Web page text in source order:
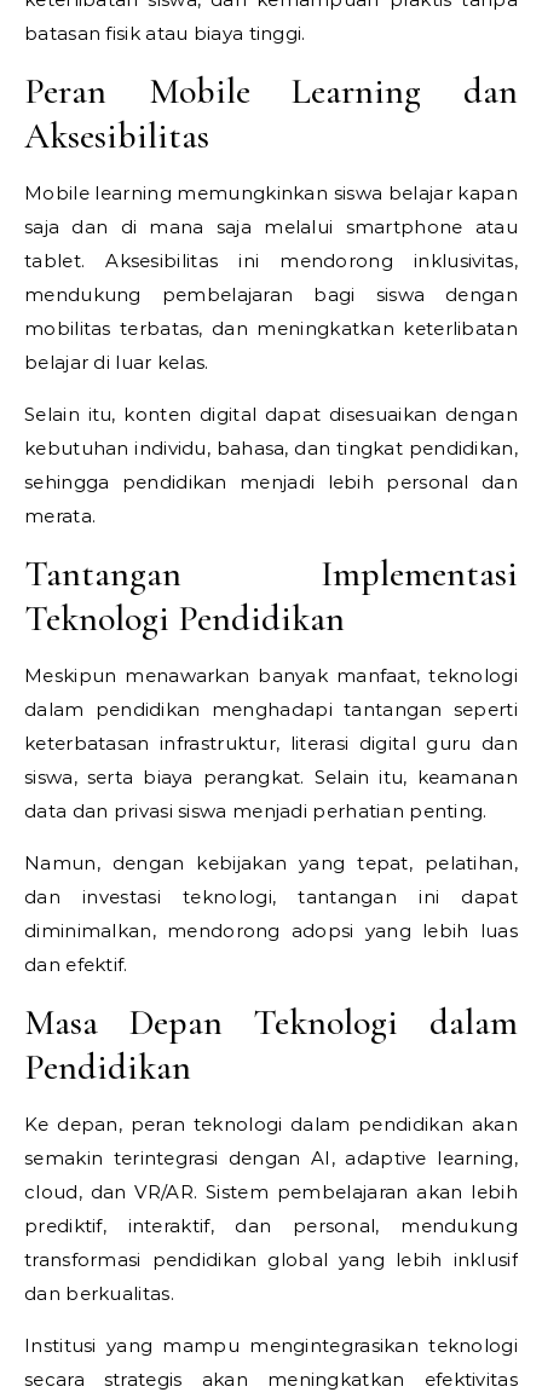
batasan fisik atau biaya tinggi.
Peran Mobile Learning dan
Aksesibilitas
Mobile learning memungkinkan siswa belajar kapan
saja dan di mana saja melalui smartphone atau
tablet. Aksesibilitas ini mendorong inklusivitas,
mendukung pembelajaran bagi siswa dengan
mobilitas terbatas, dan meningkatkan keterlibatan
belajar di luar kelas.
Selain itu, konten digital dapat disesuaikan dengan
kebutuhan individu, bahasa, dan tingkat pendidikan,
sehingga pendidikan menjadi lebih personal dan
merata.
Tantangan Implementasi
Teknologi Pendidikan
Meskipun menawarkan banyak manfaat, teknologi
dalam pendidikan menghadapi tantangan seperti
keterbatasan infrastruktur, literasi digital guru dan
siswa, serta biaya perangkat. Selain itu, keamanan
data dan privasi siswa menjadi perhatian penting.
Namun, dengan kebijakan yang tepat, pelatihan,
dan investasi teknologi, tantangan ini dapat
diminimalkan, mendorong adopsi yang lebih luas
dan efektif.
Masa Depan Teknologi dalam
Pendidikan
Ke depan, peran teknologi dalam pendidikan akan
semakin terintegrasi dengan AI, adaptive learning,
cloud, dan VR/AR. Sistem pembelajaran akan lebih
prediktif, interaktif, dan personal, mendukung
transformasi pendidikan global yang lebih inklusif
dan berkualitas.
Institusi yang mampu mengintegrasikan teknologi
secara strategis akan meningkatkan efektivitas